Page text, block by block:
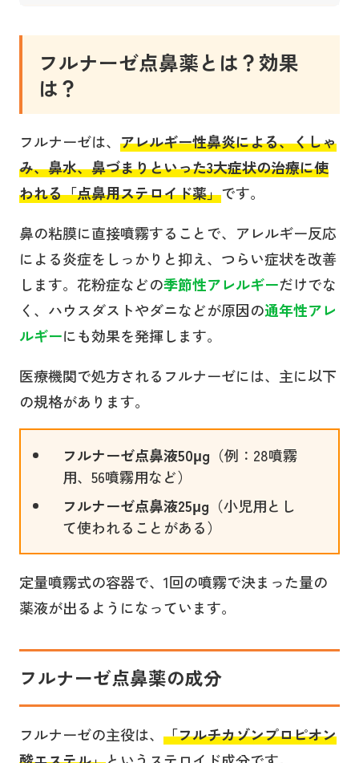
フルナーゼ点鼻薬とは？効果
は？
フルナーゼは、 アレルギー性鼻炎による、くしゃ
み、鼻水、鼻づまりといった3大症状の治療に使
われる「点鼻用ステロイド薬」です。
鼻の粘膜に直接噴霧することで、アレルギー反応
による炎症をしっかりと抑え、つらい症状を改善
します。花粉症などの季節性アレルギーだけでな
く、ハウスダストやダニなどが原因の通年性アレ
ルギーにも効果を発揮します。
医療機関で処方されるフルナーゼには、主に以下
の規格があります。
フルナーゼ点鼻液50μg （例：28噴霧
用、56噴霧用など）
フルナーゼ点鼻液25μg （小児用とし
て使われることがある）
定量噴霧式の容器で、1回の噴霧で決まった量の
薬液が出るようになっています。
フルナーゼ点鼻薬の成分
フルナーゼの主役は、 「フルチカゾンプロピオン